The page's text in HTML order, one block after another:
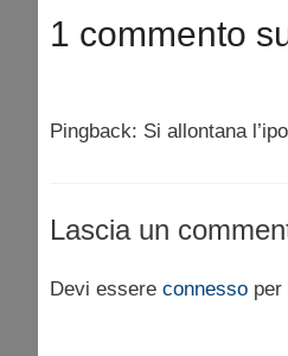
1 commento
Pingback: Si allontana
Lascia un
Devi essere connesso per